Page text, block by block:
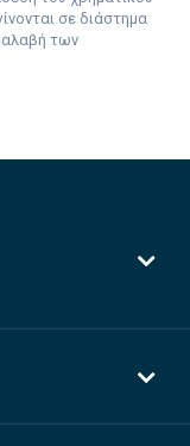
σε διάστημα
των